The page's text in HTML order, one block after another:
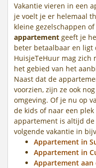
Vakantie vieren in een
je voelt je er helemaal
kleine gezelschappen
appartement geeft je
beter betaalbaar en ligt
HuisjeTeHuur mag zich
het gebied van het
Naast dat de
voorzien, zijn ze ook
omgeving. Of je nu op
de kids of naar een
appartement is altijd
volgende vakantie in
Appartement in
Appartement in
Appartement aan